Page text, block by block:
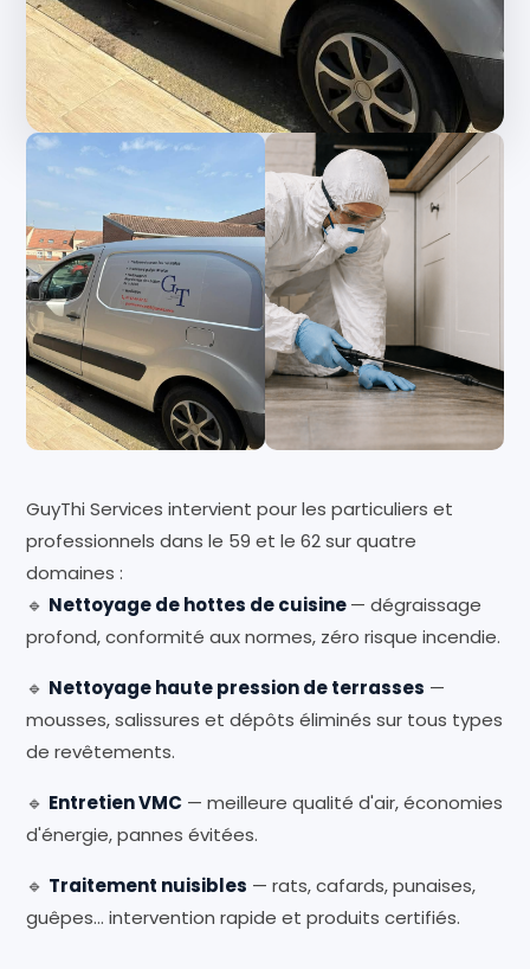
GuyThi Services intervient pour les particuliers et
professionnels dans le 59 et le 62 sur quatre
domaines :
🔹 Nettoyage de hottes de cuisine— dégraissage
profond, conformité aux normes, zéro risque incendie.
🔹 Nettoyage haute pression de terrasses —
mousses, salissures et dépôts éliminés sur tous types
de revêtements.
🔹 Entretien VMC — meilleure qualité d'air, économies
d'énergie, pannes évitées.
🔹 Traitement nuisibles — rats, cafards, punaises,
guêpes… intervention rapide et produits certifiés.